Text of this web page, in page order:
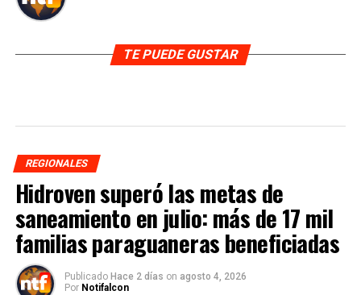
TE PUEDE GUSTAR
REGIONALES
Hidroven superó las metas de
saneamiento en julio: más de 17 mil
familias paraguaneras beneficiadas
Publicado Hace 2 días on agosto 4, 2026
Por Notifalcon